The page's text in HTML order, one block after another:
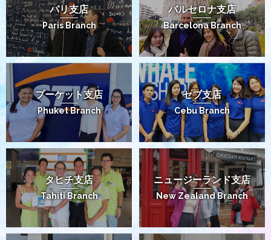
パリ支店
Paris Branch
バルセロナ支店
Barcelona Branch
プーケット支店
Phuket Branch
セブ支店
Cebu Branch
タヒチ支店
Tahiti Branch
ニュージーランド支店
New Zealand Branch